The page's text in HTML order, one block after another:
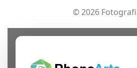
© 2026